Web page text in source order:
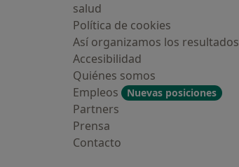
salud
Política de cookies
Así organizamos los resultados
Accesibilidad
Quiénes somos
Empleos
Nuevas posiciones
Partners
Prensa
Contacto